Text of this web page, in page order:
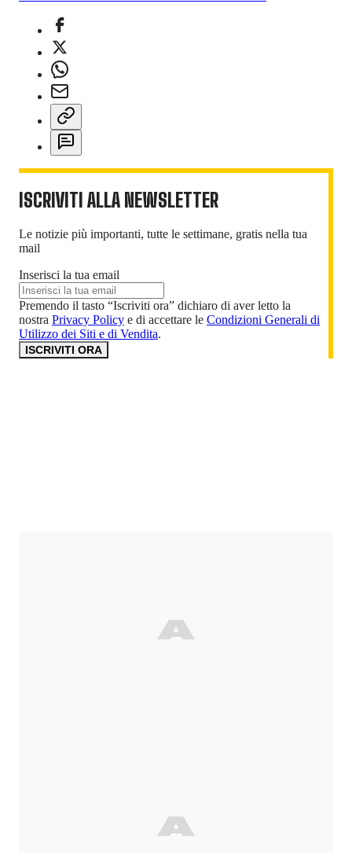
ISCRIVITI ALLA NEWSLETTER
Le notizie più importanti, tutte le settimane, gratis nella tua
mail
Inserisci la tua email
Premendo il tasto “Iscriviti ora” dichiaro di aver letto la
nostra Privacy Policy e di accettare le Condizioni Generali di
Utilizzo dei Siti e di Vendita.
ISCRIVITI ORA